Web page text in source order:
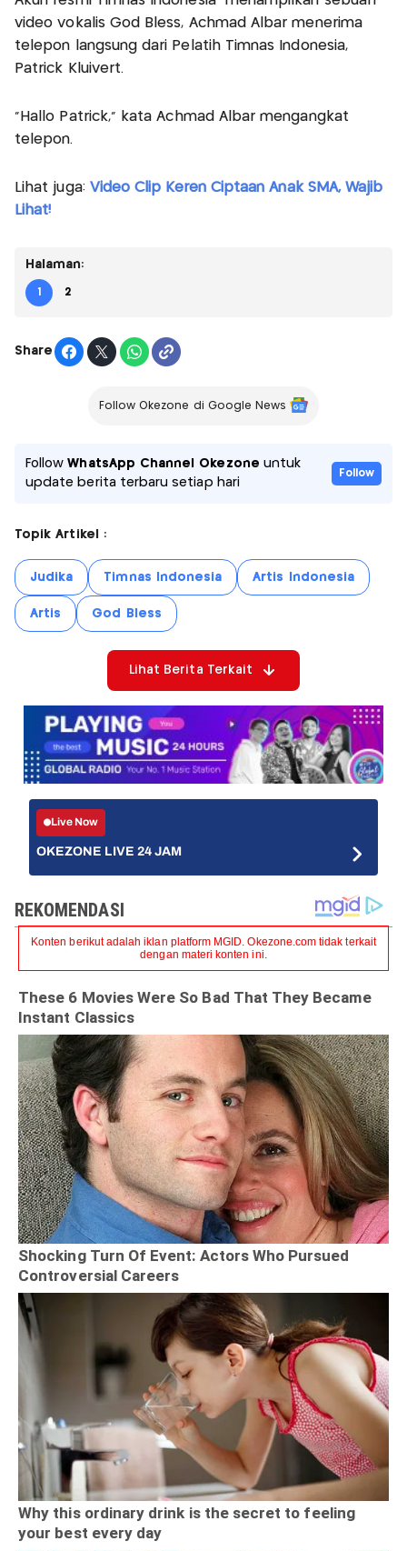
video vokalis God Bless, Achmad Albar menerima
telepon langsung dari Pelatih Timnas Indonesia,
Patrick Kluivert.
"Hallo Patrick," kata Achmad Albar mengangkat
telepon.
Lihat juga: Video Clip Keren Ciptaan Anak SMA, Wajib
Lihat!
Halaman:
1 2
Share
Follow Okezone di Google News
FollowWhatsApp Channel Okezone untuk
update berita terbaru setiap hari
Follow
Topik Artikel :
Judika Timnas Indonesia Artis Indonesia
Artis God Bless
Lihat Berita Terkait
Live Now
OKEZONE LIVE 24 JAM